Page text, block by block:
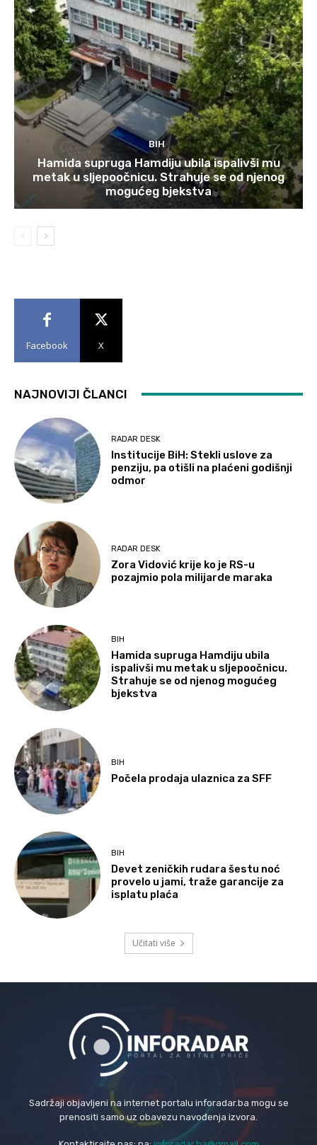
BIH
Hamida supruga Hamdiju ubila ispalivši mu
metak u sljepoočnicu. Strahuje se od njenog
mogućeg bjekstva
Facebook X
NAJNOVIJI ČLANCI
RADAR DESK
Institucije BiH: Stekli uslove za
penziju, pa otišli na plaćeni godišnji
odmor
RADAR DESK
Zora Vidović krije ko je RS-u
pozajmio pola milijarde maraka
BIH
Hamida supruga Hamdiju ubila
ispalivši mu metak u sljepoočnicu.
Strahuje se od njenog mogućeg
bjekstva
BIH
Počela prodaja ulaznica za SFF
BIH
Devet zeničkih rudara šestu noć
provelo u jami, traže garancije za
isplatu plaća
Učitati više
Sadržaji objavljeni na internet portalu inforadar.ba mogu se
prenositi samo uz obavezu navođenja izvora.